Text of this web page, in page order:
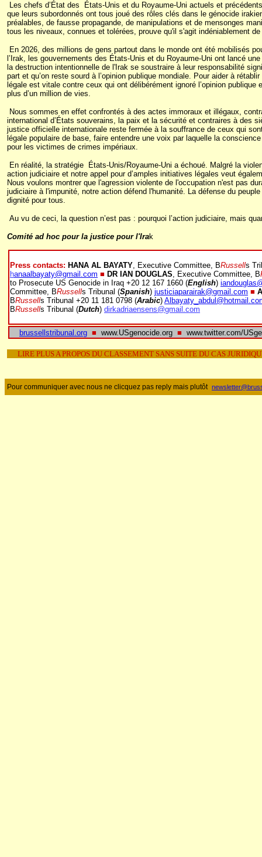
Les chefs d’État des
États-Unis et du Royaume-Uni actuels et
que leurs subordonnés ont tous joué des rôles clés dans le génocide
préalables, de fausse propagande, de manipulations et de mensonges
tous les niveaux, connues et tolérées, prouve qu'il s'agit indéniablement
En 2026, des millions de gens partout dans le monde ont été mobilisés
l’Irak, les gouvernements des États-Unis et du Royaume-Uni ont lancé
la destruction intentionnelle de l'Irak se soustraire à leur responsabilité
part et qu’on reste sourd à l’opinion publique mondiale. Pour aider à
légale est vitale contre ceux qui ont délibérément ignoré l’opinion
plus d’un million de vies.
Nous sommes en effet confrontés à des actes immoraux et illégaux,
international d’États souverains, la paix et la sécurité et contraires à des
justice officielle internationale reste fermée à la souffrance de ceux qui
légale populaire de base, faire entendre une voix par laquelle la
pour les victimes de crimes impériaux.
En réalité, la stratégie
États-Unis/Royaume-Uni a échoué. Malgré la
action judiciaire et notre appel pour d’amples initiatives légales veut
Nous voulons montrer que l'agression violente de l'occupation n'est pas
judiciaire à l'impunité, notre action défend l'humanité. La défense du
dignité pour tous.
Au vu de ceci, la question n’est pas : pourquoi l’action judiciaire, mais
Comité ad hoc pour la justice pour l'Irak
Press contacts: HANA AL BAYATY, Executive Committee, BRussells
hanaalbayaty@gmail.com ■ DR IAN DOUGLAS, Executive Committee, B
to Prosecute US Genocide in Iraq +20 12 167 1660 (English)
Committee, BRussells Tribunal (Spanish) justiciaparairak@gmail.com ■
BRussells Tribunal +20 11 181 0798 (Arabic)
BRussells Tribunal (Dutch) dirkadriaensens@gmail.com
brussellstribunal.org ■ www.USgenocide.org ■ www.twitter.com/
LIRE PLUS A PROPOS DU CLASSEMENT SANS SUITE DU CAS
Pour communiquer avec nous ne clicquez pas reply mais plutôt